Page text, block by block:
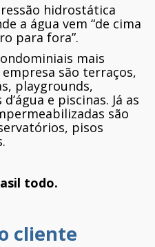
hidrostática
a água vem “de cima
para fora”.
mais
são terraços,
playgrounds,
e piscinas. Já as
são
pisos
todo.
cliente